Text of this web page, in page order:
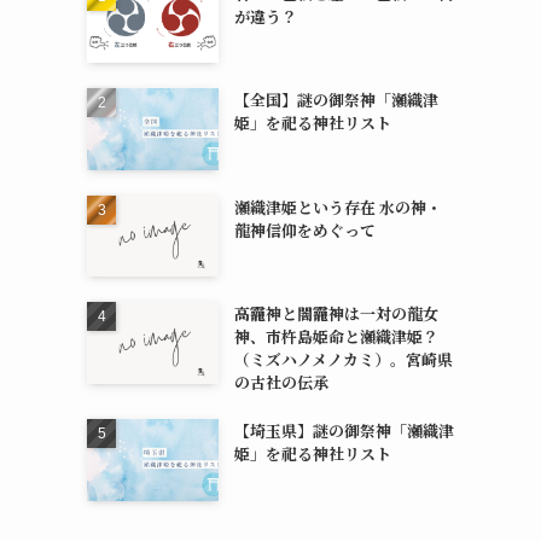
が違う？
【全国】謎の御祭神「瀬織津
姫」を祀る神社リスト
瀬織津姫という存在 水の神・
龍神信仰をめぐって
高龗神と闇龗神は一対の龍女
神、市杵島姫命と瀬織津姫？
（ミズハノメノカミ）。宮崎県
の古社の伝承
【埼玉県】謎の御祭神「瀬織津
姫」を祀る神社リスト